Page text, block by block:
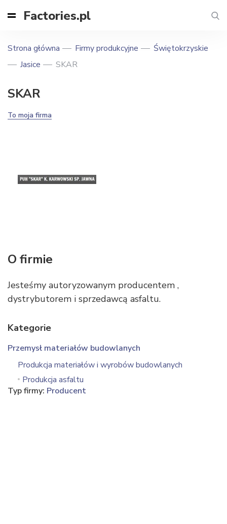
Factories.pl
Strona główna Firmy produkcyjne
Świętokrzyskie
Jasice
SKAR
SKAR
To moja firma
O firmie
Jesteśmy autoryzowanym producentem ,
dystrybutorem i sprzedawcą asfaltu.
Kategorie
Przemysł materiałów budowlanych
Produkcja materiałów i wyrobów budowlanych
Produkcja asfaltu
Typ firmy: Producent